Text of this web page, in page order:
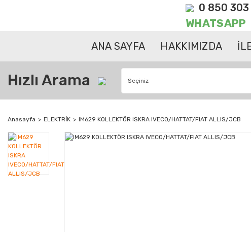
0 850 303
WHATSAPP
ANA SAYFA HAKKIMIZDA
Hızlı Arama
Anasayfa ELEKTRİK IM629 KOLLEKTÖR ISKRA IVECO/HATTAT/FIAT ALLIS/JCB